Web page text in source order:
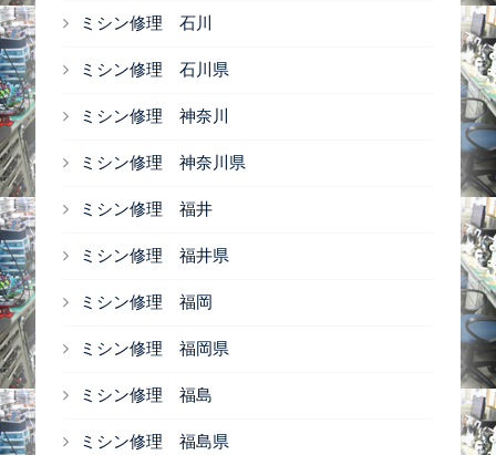
ミシン修理 石川
ミシン修理 石川県
ミシン修理 神奈川
ミシン修理 神奈川県
ミシン修理 福井
ミシン修理 福井県
ミシン修理 福岡
ミシン修理 福岡県
ミシン修理 福島
ミシン修理 福島県